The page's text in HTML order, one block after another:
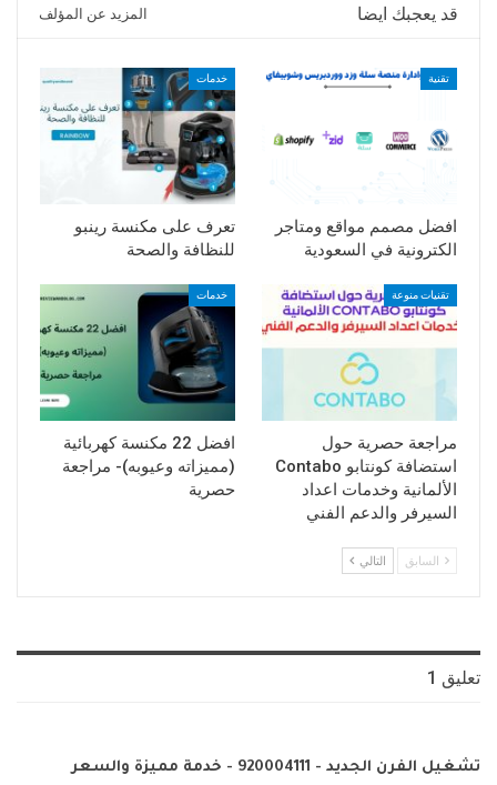
قد يعجبك ايضا المزيد عن المؤلف
تقنية
افضل مصمم مواقع ومتاجر
الكترونية في السعودية
خدمات
تعرف على مكنسة رينبو
للنظافة والصحة
تقنيات منوعة
مراجعة حصرية حول
استضافة كونتابو Contabo
الألمانية وخدمات اعداد
السيرفر والدعم الفني
خدمات
افضل 22 مكنسة كهربائية
(مميزاته وعيوبه)- مراجعة
حصرية
السابق التالي
تعليق 1
تشغيل الفرن الجديد - 920004111 - خدمة مميزة والسعر